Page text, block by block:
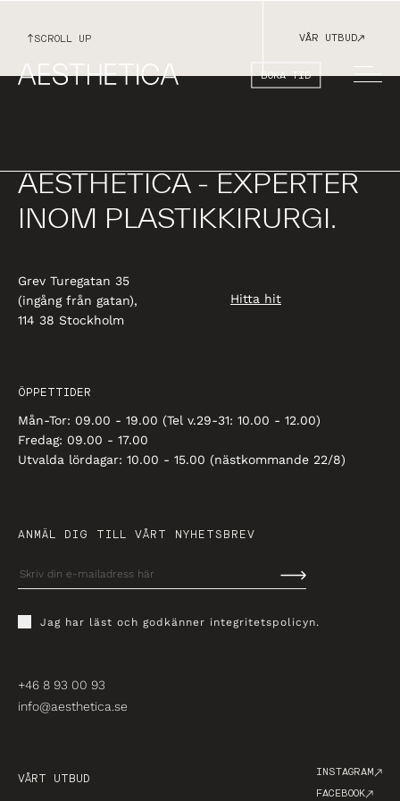
BOKA TID
SCROLL UP VÅR UTBUD
AESTHETICA - EXPERTER
INOM PLASTIKKIRURGI.
Grev Turegatan 35
(ingång från gatan),
114 38 Stockholm
Hitta hit
ÖPPETTIDER
Mån-Tor: 09.00 - 19.00 (Tel v.29-31: 10.00 - 12.00)
Fredag: 09.00 - 17.00
Utvalda lördagar: 10.00 - 15.00 (nästkommande 22/8)
ANMÄL DIG TILL VÅRT NYHETSBREV
Jag har läst och godkänner integritetspolicyn.
+46 8 93 00 93
info@aesthetica.se
VÅRT UTBUD
INSTAGRAM
FACEBOOK